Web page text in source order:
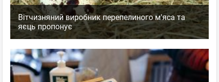
Вітчизняний виробник перепелиного м'яса та
яєць пропонує